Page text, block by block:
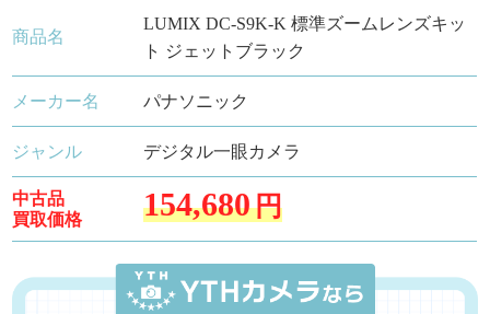
商品名
LUMIX DC-S9K-K 標準ズームレンズキッ
ト ジェットブラック
メーカー名 パナソニック
ジャンル デジタル一眼カメラ
中古品
買取価格
154,680円